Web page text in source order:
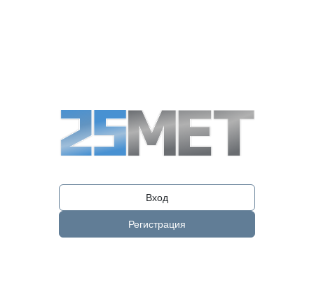
Вход
Регистрация